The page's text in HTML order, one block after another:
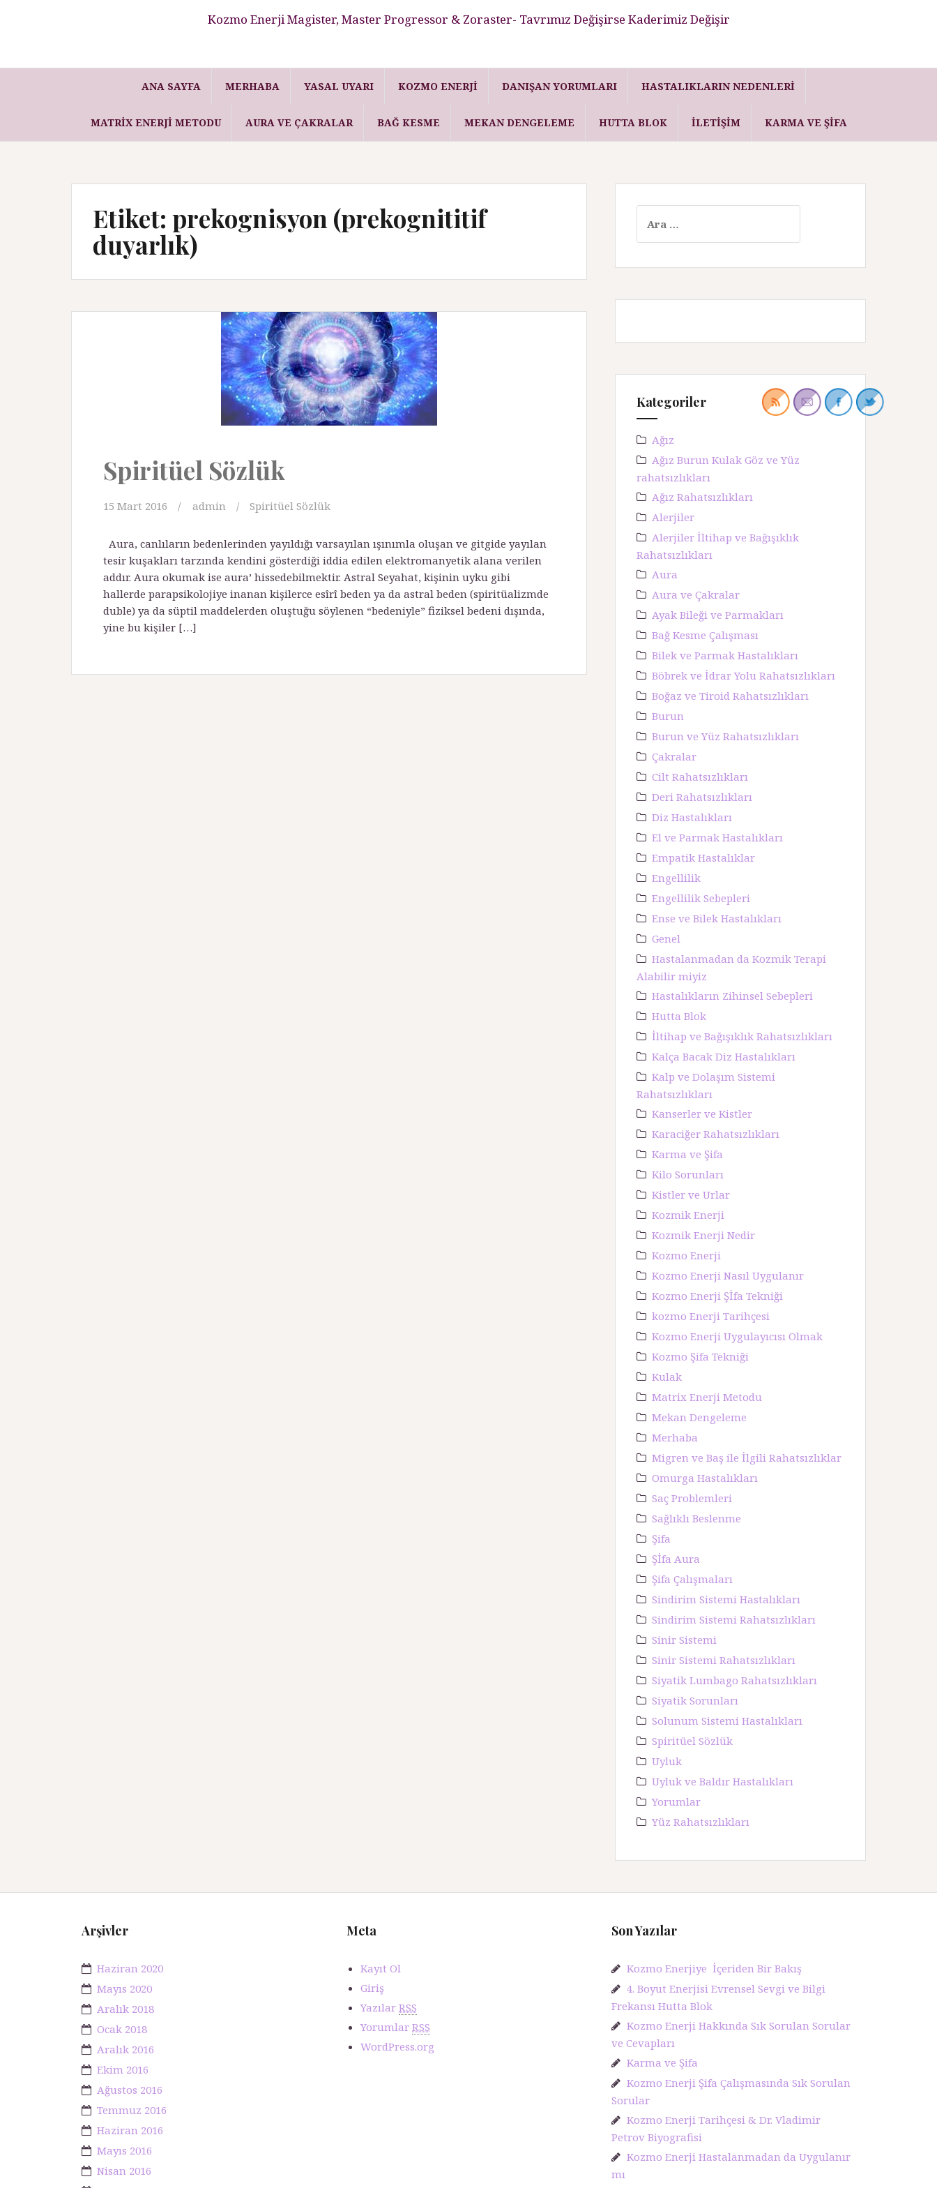
Kozmo Enerji Magister, Master Progressor & Zoraster- Tavrımız Değişirse Kaderimiz Değişir
ANA SAYFA MERHABA YASAL UYARI KOZMO ENERJI DANIŞAN YORUMLARI HASTALIKLARIN NEDENLERI
MATRIX ENERJI METODU AURA VE ÇAKRALAR BAĞ KESME MEKAN DENGELEME HUTTA BLOK İLETIŞIM KARMA VE ŞIFA
Etiket: prekognisyon (prekognititif
duyarlık)
Spiritüel Sözlük
15 Mart 2016 admin Spiritüel Sözlük
Aura, canlıların bedenlerinden yayıldığı varsayılan ışınımla oluşan ve gitgide yayılan
tesir kuşakları tarzında kendini gösterdiği iddia edilen elektromanyetik alana verilen
addır. Aura okumak ise aura’ hissedebilmektir. Astral Seyahat, kişinin uyku gibi
hallerde parapsikolojiye inanan kişilerce esîrî beden ya da astral beden (spiritüalizmde
duble) ya da süptil maddelerden oluştuğu söylenen “bedeniyle” fiziksel bedeni dışında,
yine bu kişiler […]
a
m
:
Kategoriler
Ağız
Ağız Burun Kulak Göz ve Yüz
rahatsızlıkları
Ağız Rahatsızlıkları
Alerjiler
Alerjiler İltihap ve Bağışıklık
Rahatsızlıkları
Aura
Aura ve Çakralar
Ayak Bileği ve Parmakları
Bağ Kesme Çalışması
Bilek ve Parmak Hastalıkları
Böbrek ve İdrar Yolu Rahatsızlıkları
Boğaz ve Tiroid Rahatsızlıkları
Burun
Burun ve Yüz Rahatsızlıkları
Çakralar
Cilt Rahatsızlıkları
Deri Rahatsızlıkları
Diz Hastalıkları
El ve Parmak Hastalıkları
Empatik Hastalıklar
Engellilik
Engellilik Sebepleri
Ense ve Bilek Hastalıkları
Genel
Hastalanmadan da Kozmik Terapi
Alabilir miyiz
Hastalıkların Zihinsel Sebepleri
Hutta Blok
İltihap ve Bağışıklık Rahatsızlıkları
Kalça Bacak Diz Hastalıkları
Kalp ve Dolaşım Sistemi
Rahatsızlıkları
Kanserler ve Kistler
Karaciğer Rahatsızlıkları
Karma ve Şifa
Kilo Sorunları
Kistler ve Urlar
Kozmik Enerji
Kozmik Enerji Nedir
Kozmo Enerji
Kozmo Enerji Nasıl Uygulanır
Kozmo Enerji Şİfa Tekniği
kozmo Enerji Tarihçesi
Kozmo Enerji Uygulayıcısı Olmak
Kozmo Şifa Tekniği
Kulak
Matrix Enerji Metodu
Mekan Dengeleme
Merhaba
Migren ve Baş ile İlgili Rahatsızlıklar
Omurga Hastalıkları
Saç Problemleri
Sağlıklı Beslenme
Şifa
Şİfa Aura
Şifa Çalışmaları
Sindirim Sistemi Hastalıkları
Sindirim Sistemi Rahatsızlıkları
Sinir Sistemi
Sinir Sistemi Rahatsızlıkları
Siyatik Lumbago Rahatsızlıkları
Siyatik Sorunları
Solunum Sistemi Hastalıkları
Spiritüel Sözlük
Uyluk
Uyluk ve Baldır Hastalıkları
Yorumlar
Yüz Rahatsızlıkları
Arşivler
Haziran 2020
Mayıs 2020
Aralık 2018
Ocak 2018
Aralık 2016
Ekim 2016
Ağustos 2016
Temmuz 2016
Haziran 2016
Mayıs 2016
Nisan 2016
Meta
Kayıt Ol
Giriş
Yazılar RSS
Yorumlar RSS
WordPress.org
Son Yazılar
Kozmo Enerjiye İçeriden Bir Bakış
4. Boyut Enerjisi Evrensel Sevgi ve Bilgi
Frekansı Hutta Blok
Kozmo Enerji Hakkında Sık Sorulan Sorular
ve Cevapları
Karma ve Şifa
Kozmo Enerji Şifa Çalışmasında Sık Sorulan
Sorular
Kozmo Enerji Tarihçesi & Dr. Vladimir
Petrov Biyografisi
Kozmo Enerji Hastalanmadan da Uygulanır
mı